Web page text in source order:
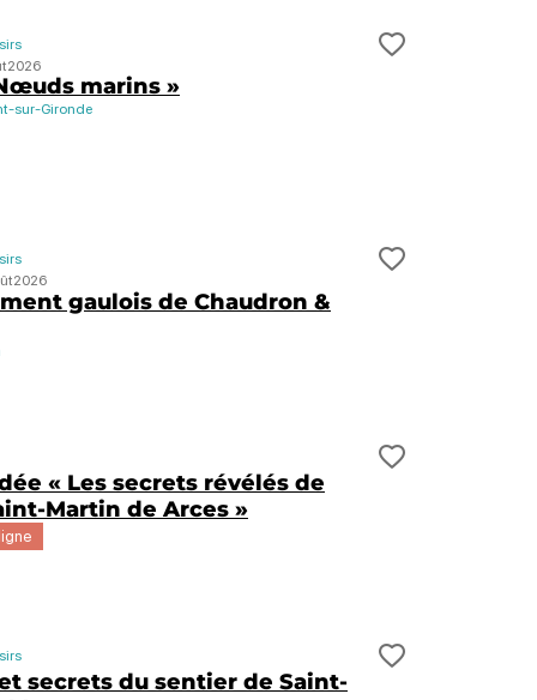
voyage ?
marins »
sur-Gironde
Ajouter
2026
voyage ?
gaulois de Chaudron &
Ajouter
2026
voyage ?
« Les secrets révélés de
Martin de Arces »
Ajouter
voyage ?
secrets du sentier de Saint-
Ajouter